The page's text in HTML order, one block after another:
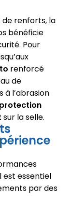
renforts, la
bénéficie
Pour
renforcé
de
à l’abrasion
protection
sur la selle.
est essentiel
par des